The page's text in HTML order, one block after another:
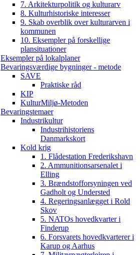
7. Arkitekturpolitik og kulturarv
8. Kulturhistoriske interesser
9. Skab overblik over kulturarven i
kommunen
10. Eksempler på forskellige
plansituationer
Eksempler på lokalplaner
Bevaringsværdige bygninger - metode
SAVE
Praktiske råd
KIP
KulturMiljø-Metoden
Bevaringstemaer
Industrikultur
Industrihistoriens
Danmarkskort
Kold krig
1. Flådestation Frederikshavn
2. Ammunitionsarsenalet i
Elling
3. Brændstofforsyningen ved
Gadholt og Understed
4. Regeringsanlægget i Rold
Skov
5. NATOs hovedkvarter i
Finderup
6. Forsvarets hovedkvarterer i
Karup og Aarhus